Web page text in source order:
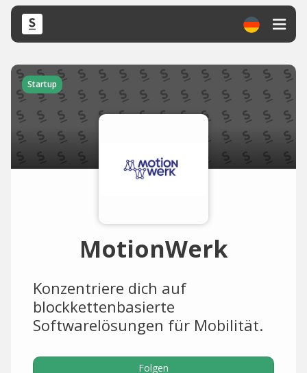
Startup
MotionWerk
Konzentriere dich auf
blockkettenbasierte
Softwarelösungen für Mobilität.
Folgen